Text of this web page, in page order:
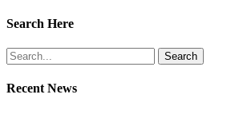
Search Here
Search
Recent News